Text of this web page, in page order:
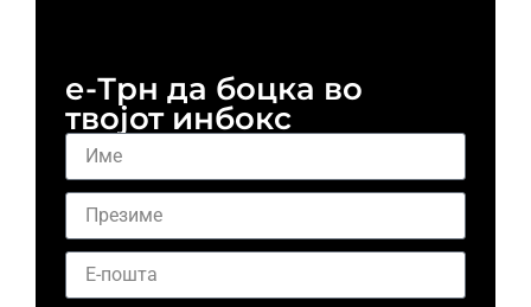
е-Трн да боцка во
твојот инбокс